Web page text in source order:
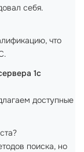
себя.
что
1с
доступные
поиска, но